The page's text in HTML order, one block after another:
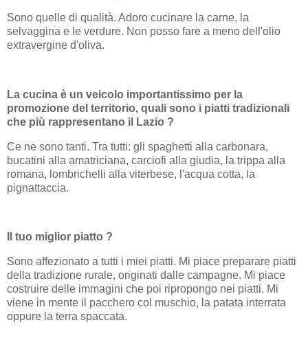
Sono quelle di qualità. Adoro cucinare la carne, la
selvaggina e le verdure. Non posso fare a meno dell'olio
extravergine d'oliva.
La cucina è un veicolo importantissimo per la
promozione del territorio, quali sono i piatti tradizionali
che più rappresentano il Lazio ?
Ce ne sono tanti. Tra tutti: gli spaghetti alla carbonara,
bucatini alla amatriciana, carciofi alla giudia, la trippa alla
romana, lombrichelli alla viterbese, l'acqua cotta, la
pignattaccia.
Il tuo miglior piatto ?
Sono affezionato a tutti i miei piatti. Mi piace preparare piatti
della tradizione rurale, originati dalle campagne. Mi piace
costruire delle immagini che poi ripropongo nei piatti. Mi
viene in mente il pacchero col muschio, la patata interrata
oppure la terra spaccata.